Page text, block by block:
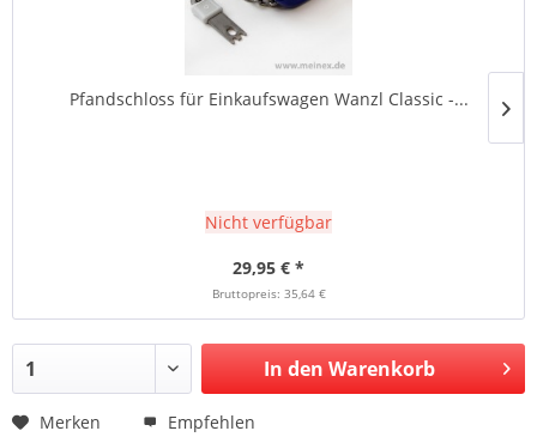
Pfandschloss für Einkaufswagen Wanzl Classic -...
Nicht verfügbar
29,95 € *
Bruttopreis: 35,64 €
In den Warenkorb
Merken Empfehlen